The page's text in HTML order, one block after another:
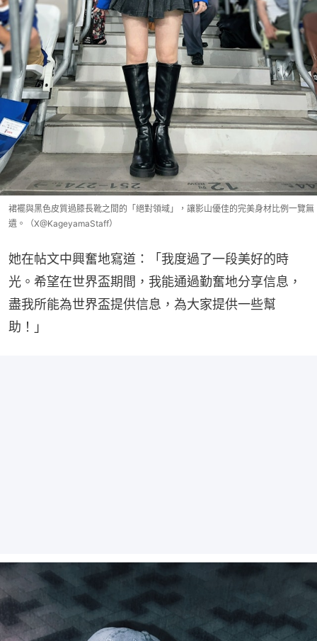
裙襬與黑色皮質過膝長靴之間的「絕對領域」，讓影山優佳的完美身材比例一覽無
遺。（X@KageyamaStaff）
她在帖文中興奮地寫道：「我度過了一段美好的時
光。希望在世界盃期間，我能通過勤奮地分享信息，
盡我所能為世界盃提供信息，為大家提供一些幫
助！」